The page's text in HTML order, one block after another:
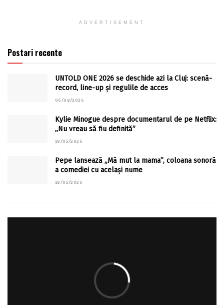
ADVERTISEMENT
Postari recente
UNTOLD ONE 2026 se deschide azi la Cluj: scenă-
record, line-up și regulile de acces
06/08/2026
Kylie Minogue despre documentarul de pe Netflix:
„Nu vreau să fiu definită”
18/05/2026
Pepe lansează „Mă mut la mama”, coloana sonoră
a comediei cu același nume
18/05/2026